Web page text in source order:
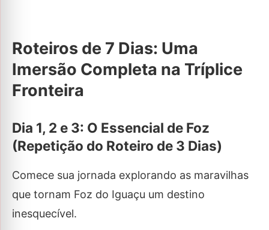
Roteiros de 7 Dias: Uma
Imersão Completa na Tríplice
Fronteira
Dia 1, 2 e 3: O Essencial de Foz
(Repetição do Roteiro de 3 Dias)
Comece sua jornada explorando as maravilhas
que tornam Foz do Iguaçu um destino
inesquecível.